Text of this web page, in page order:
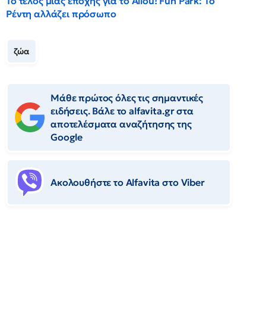
Ρέντη αλλάζει πρόσωπο
ζώα
Μάθε πρώτος όλες τις σημαντικές
ειδήσεις. Βάλε το alfavita.gr στα
αποτελέσματα αναζήτησης της
Google
Ακολουθήστε το Αlfavita στο Viber